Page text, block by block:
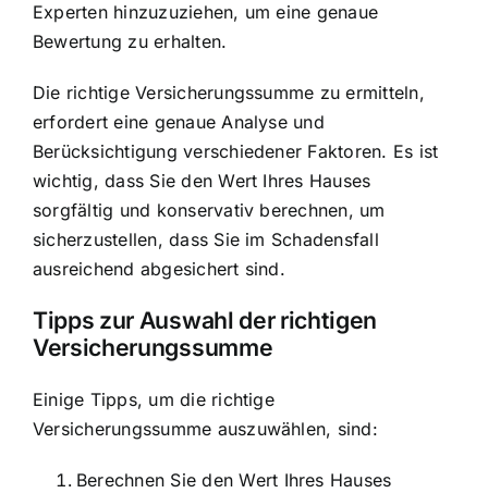
Experten hinzuzuziehen, um eine genaue
Bewertung zu erhalten.
Die richtige Versicherungssumme zu ermitteln,
erfordert eine genaue Analyse und
Berücksichtigung verschiedener Faktoren. Es ist
wichtig, dass Sie den Wert Ihres Hauses
sorgfältig und konservativ berechnen, um
sicherzustellen, dass Sie im Schadensfall
ausreichend abgesichert sind.
Tipps zur Auswahl der richtigen
Versicherungssumme
Einige Tipps, um die richtige
Versicherungssumme auszuwählen, sind:
Berechnen Sie den Wert Ihres Hauses